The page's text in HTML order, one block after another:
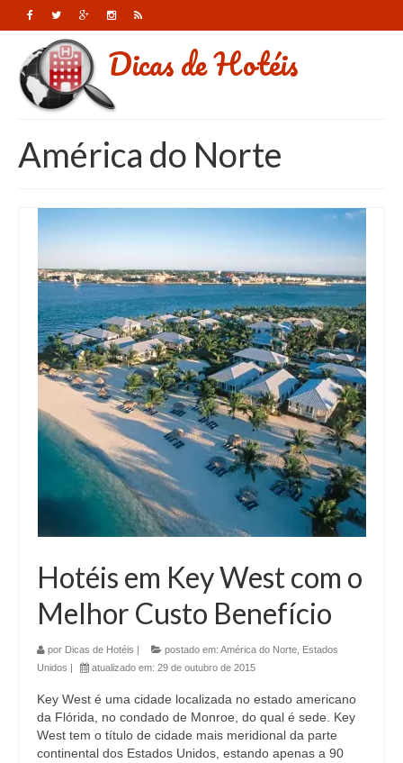
Dicas de Hotéis
América do Norte
Hotéis em Key West com o
Melhor Custo Benefício
por Dicas de Hotéis | postado em: América do Norte Estados
Unidos | atualizado em: 29 de outubro de 2015
Key West é uma cidade localizada no estado americano
da Flórida, no condado de Monroe, do qual é sede. Key
West tem o título de cidade mais meridional da parte
continental dos Estados Unidos, estando apenas a 90